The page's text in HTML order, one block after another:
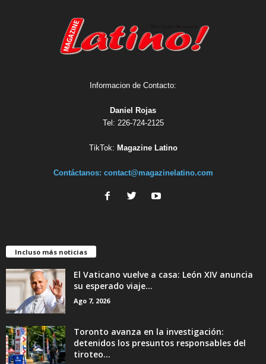
Informacion de Contacto:
Daniel Rojas
Tel: 226-724-2125
TikTok: Magazine Latino
Contáctanos: contact@magazinelatino.com
Incluso más noticias
El Vaticano vuelve a casa: León XIV anuncia
su esperado viaje...
Ago 7, 2026
Toronto avanza en la investigación:
detenidos los presuntos responsables del
tiroteo...